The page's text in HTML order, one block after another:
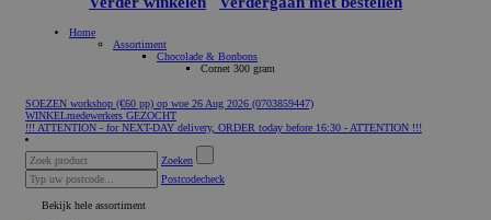
Home
Assortiment
Chocolade & Bonbons
Cornet 300 gram
SOEZEN workshop (€60 pp) op woe 26 Aug 2026 (0703859447)
WINKELmedewerkers GEZOCHT
!!! ATTENTION - for NEXT-DAY delivery, ORDER today before 16:30 - ATTENTION !!!
Zoeken
Postcodecheck
Bekijk hele assortiment